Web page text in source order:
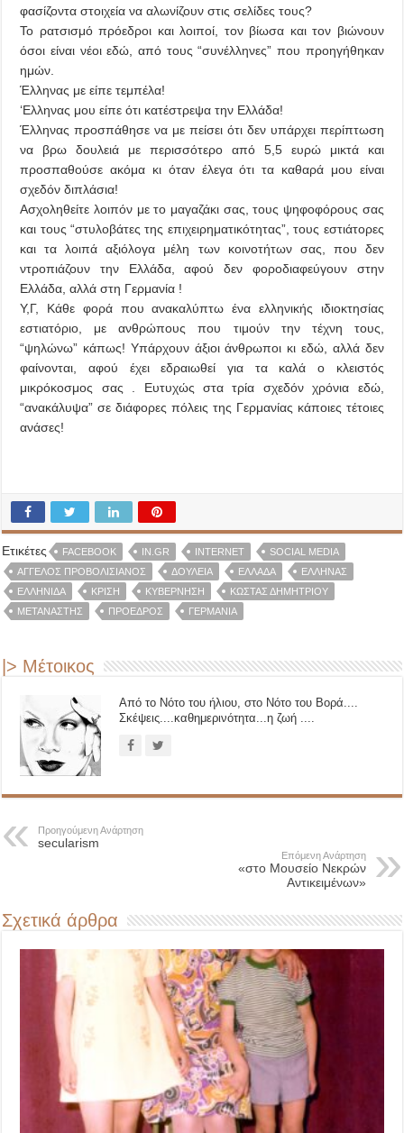
φασίζοντα στοιχεία να αλωνίζουν στις σελίδες τους?
Το ρατσισμό πρόεδροι και λοιποί, τον βίωσα και τον βιώνουν
όσοι είναι νέοι εδώ, από τους “συνέλληνες” που προηγήθηκαν
ημών.
Έλληνας με είπε τεμπέλα!
‘Ελληνας μου είπε ότι κατέστρεψα την Ελλάδα!
Έλληνας προσπάθησε να με πείσει ότι δεν υπάρχει περίπτωση
να βρω δουλειά με περισσότερο από 5,5 ευρώ μικτά και
προσπαθούσε ακόμα κι όταν έλεγα ότι τα καθαρά μου είναι
σχεδόν διπλάσια!
Ασχοληθείτε λοιπόν με το μαγαζάκι σας, τους ψηφοφόρους σας
και τους “στυλοβάτες της επιχειρηματικότητας”, τους εστιάτορες
και τα λοιπά αξιόλογα μέλη των κοινοτήτων σας, που δεν
ντροπιάζουν την Ελλάδα, αφού δεν φοροδιαφεύγουν στην
Ελλάδα, αλλά στη Γερμανία !
Υ,Γ, Κάθε φορά που ανακαλύπτω ένα ελληνικής ιδιοκτησίας
εστιατόριο, με ανθρώπους που τιμούν την τέχνη τους,
“ψηλώνω” κάπως! Υπάρχουν άξιοι άνθρωποι κι εδώ, αλλά δεν
φαίνονται, αφού έχει εδραιωθεί για τα καλά ο κλειστός
μικρόκοσμος σας . Ευτυχώς στα τρία σχεδόν χρόνια εδώ,
“ανακάλυψα” σε διάφορες πόλεις της Γερμανίας κάποιες τέτοιες
ανάσες!
Ετικέτες FACEBOOK IN.GR INTERNET
SOCIAL MEDIA
ΆΓΓΕΛΟΣ ΠΡΟΒΟΛΙΣΙΆΝΟΣ
ΔΟΥΛΕΊΑ ΕΛΛΆΔΑ
ΈΛΛΗΝΑΣ
ΕΛΛΗΝΊΔΑ
ΚΡΙΣΗ ΚΥΒΈΡΝΗΣΗ
ΚΏΣΤΑΣ ΔΗΜΗΤΡΊΟΥ
ΜΕΤΑΝΆΣΤΗΣ
ΠΡΌΕΔΡΟΣ ‪ΓΕΡΜΑΝΊΑ‬
|> Μέτοικος
Από το Νότο του ήλιου, στο Νότο του Βορά....
Σκέψεις....καθημερινότητα...η ζωή ....
Προηγούμενη Ανάρτηση
secularism
Επόμενη Ανάρτηση
«στο Μουσείο Νεκρών
Αντικειμένων»
Σχετικά άρθρα